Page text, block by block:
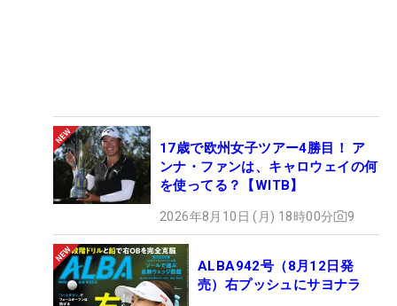
1/2
マレット型のクランクネック『SIGMA2 ARNA』を6年使い続けている
（撮影：ALBA）
17歳で欧州女子ツアー4勝目！ ア
ンナ・ファンは、キャロウェイの何
を使ってる？【WITB】
2026年8月10日 (月) 18時00分 9
ALBA942号（8月12日発
売）右プッシュにサヨナラ